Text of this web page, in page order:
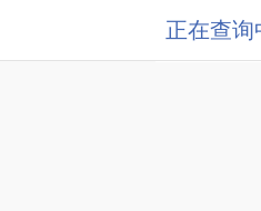
正在查询